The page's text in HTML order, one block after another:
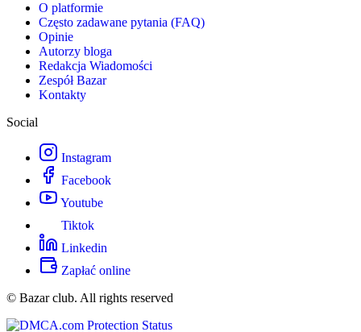
O platformie
Często zadawane pytania (FAQ)
Opinie
Autorzy bloga
Redakcja Wiadomości
Zespół Bazar
Kontakty
Social
Instagram
Facebook
Youtube
Tiktok
Linkedin
Zapłać online
© Bazar club. All rights reserved